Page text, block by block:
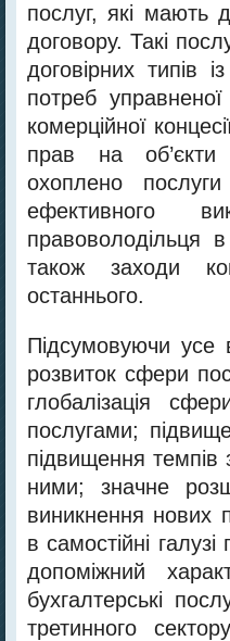
послуг, які мають
договору. Такі
договірних типів
потреб
комерційної
прав на об’єкти
охоплено
ефективного
правоволодільця в
також заходи
останнього.
Підсумовуючи усе
розвиток сфери
глобалізація
послугами;
підвищення темпів
ними; значне
виникнення нових
в самостійні
допоміжний
бухгалтерські
третинного